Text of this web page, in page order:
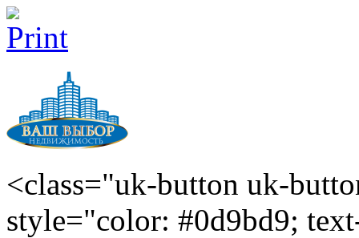
<class="uk-button uk-
style="color: #0d9bd9;